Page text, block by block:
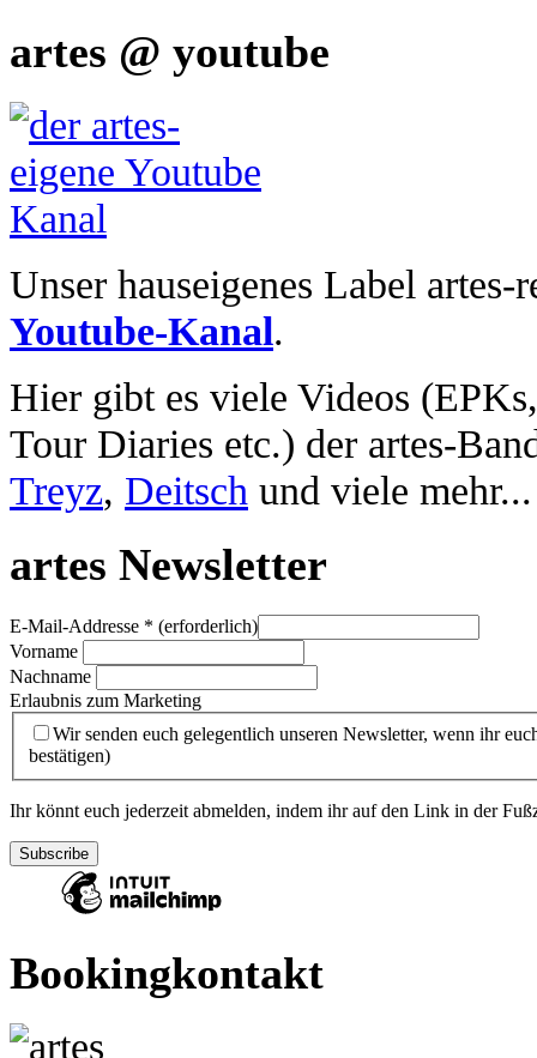
artes @ youtube
Unser hauseigenes Label
Youtube-Kanal.
Hier gibt es viele Videos
Tour Diaries etc.) der artes-
Treyz, Deitsch und viele mehr...
artes Newsletter
E-Mail-Addresse * (erforderlich)
Vorname
Nachname
Erlaubnis zum Marketing
Wir senden euch gelegentlich unseren Newsletter, wenn ihr
bestätigen)
Ihr könnt euch jederzeit abmelden, indem ihr auf den Link in der
Bookingkontakt